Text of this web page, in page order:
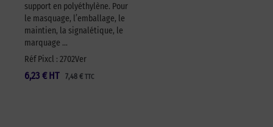
support en polyéthylène. Pour
le masquage, l’emballage, le
maintien, la signalétique, le
marquage …
Réf Pixcl : 2702Ver
6,23 € 7,48 € TTC
HT